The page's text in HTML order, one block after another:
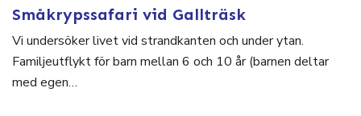
Småkrypssafari vid Gallträsk
Vi undersöker livet vid strandkanten och under ytan.
Familjeutflykt för barn mellan 6 och 10 år (barnen deltar
med egen…